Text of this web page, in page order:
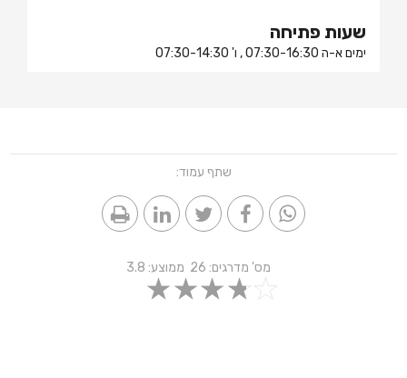
שעות פתיחה
ימים א-ה 07:30-16:30 , ו' 07:30-14:30
שתף עמוד:
מס' מדרגים: 26 ממוצע: 3.8